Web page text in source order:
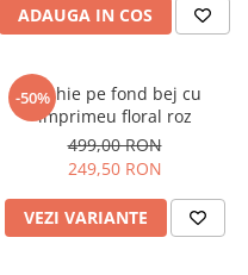
ADAUGA IN COS
-50%
Rochie pe fond bej cu
imprimeu floral roz
499,00 RON
249,50 RON
VEZI VARIANTE